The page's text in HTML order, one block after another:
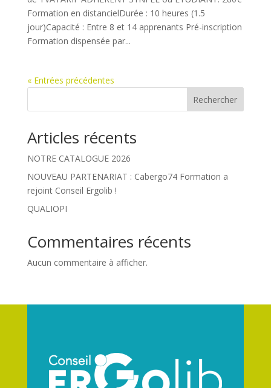
Formation en distancielDurée : 10 heures (1.5
jour)Capacité : Entre 8 et 14 apprenants Pré-inscription
Formation dispensée par...
« Entrées précédentes
Rechercher
Articles récents
NOTRE CATALOGUE 2026
NOUVEAU PARTENARIAT : Cabergo74 Formation a
rejoint Conseil Ergolib !
QUALIOPI
Commentaires récents
Aucun commentaire à afficher.